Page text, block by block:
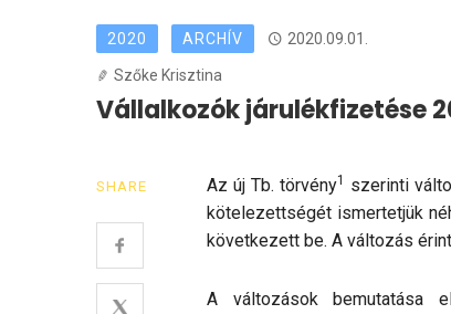
2020 ARCHÍV 2020.09.01.
Szőke Krisztina
Vállalkozók járulékfizetése
SHARE Az új Tb. törvény1
szerinti
kötelezett­ségét ismertetjük
következett be. A változás
A változások bemutatása